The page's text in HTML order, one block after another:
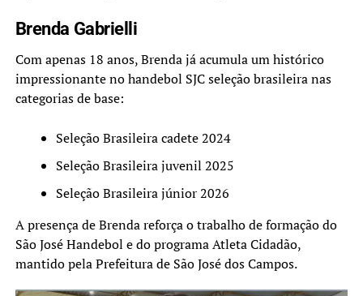
Brenda Gabrielli
Com apenas 18 anos, Brenda já acumula um histórico
impressionante no handebol SJC seleção brasileira nas
categorias de base:
Seleção Brasileira cadete 2024
Seleção Brasileira juvenil 2025
Seleção Brasileira júnior 2026
A presença de Brenda reforça o trabalho de formação do
São José Handebol e do programa Atleta Cidadão,
mantido pela Prefeitura de São José dos Campos.